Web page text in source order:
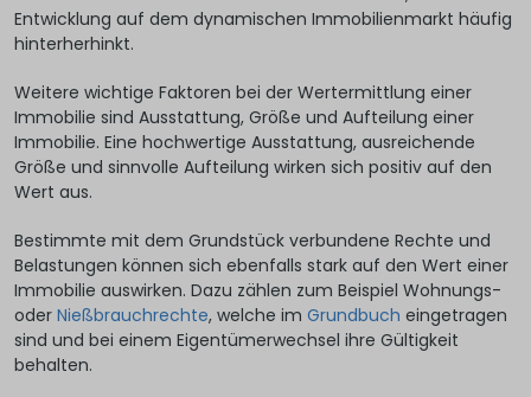
Entwicklung auf dem dynamischen Immobilienmarkt häufig
hinterherhinkt.
Weitere wichtige Faktoren bei der Wertermittlung einer
Immobilie sind Ausstattung, Größe und Aufteilung einer
Immobilie. Eine hochwertige Ausstattung, ausreichende
Größe und sinnvolle Aufteilung wirken sich positiv auf den
Wert aus.
Bestimmte mit dem Grundstück verbundene Rechte und
Belastungen können sich ebenfalls stark auf den Wert einer
Immobilie auswirken. Dazu zählen zum Beispiel Wohnungs-
oder Nießbrauchrechte, welche im Grundbuch eingetragen
sind und bei einem Eigentümerwechsel ihre Gültigkeit
behalten.